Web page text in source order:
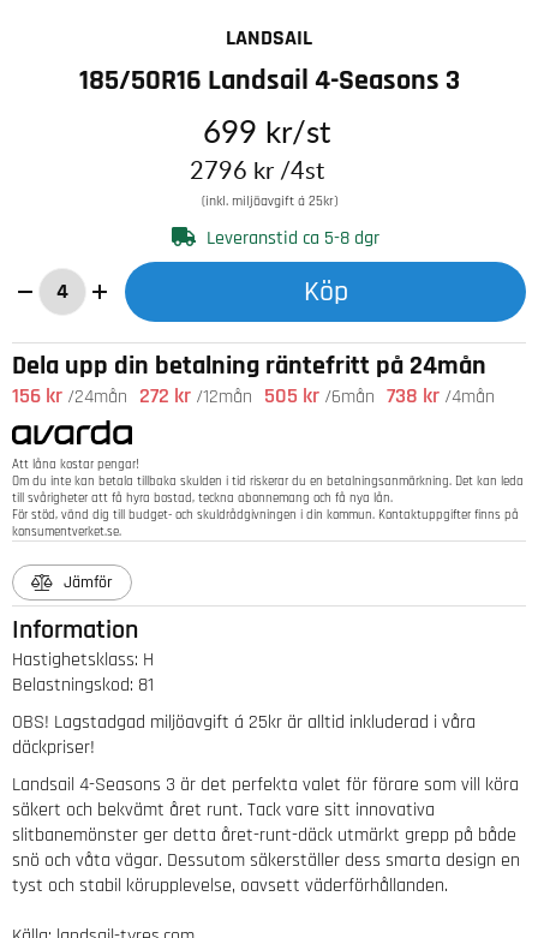
LANDSAIL
185/50R16 Landsail 4-Seasons 3
2796 kr /4st
699 kr/st
(inkl. miljöavgift á 25kr)
Leveranstid ca 5-8 dgr
Köp
Dela upp din betalning räntefritt på 24mån
156 kr /24mån 272 kr /12mån 505 kr /6mån 738 kr /4mån
Att låna kostar pengar!
Om du inte kan betala tillbaka skulden i tid riskerar du en betalningsanmärkning. Det kan leda
till svårigheter att få hyra bostad, teckna abonnemang och få nya lån.
För stöd, vänd dig till budget- och skuldrådgivningen i din kommun. Kontaktuppgifter finns på
konsumentverket.se.
Jämför
Information
Hastighetsklass: H
Belastningskod: 81
OBS! Lagstadgad miljöavgift á 25kr är alltid inkluderad i våra
däckpriser!
Landsail 4-Seasons 3 är det perfekta valet för förare som vill köra
säkert och bekvämt året runt. Tack vare sitt innovativa
slitbanemönster ger detta året-runt-däck utmärkt grepp på både
snö och våta vägar. Dessutom säkerställer dess smarta design en
tyst och stabil körupplevelse, oavsett väderförhållanden.